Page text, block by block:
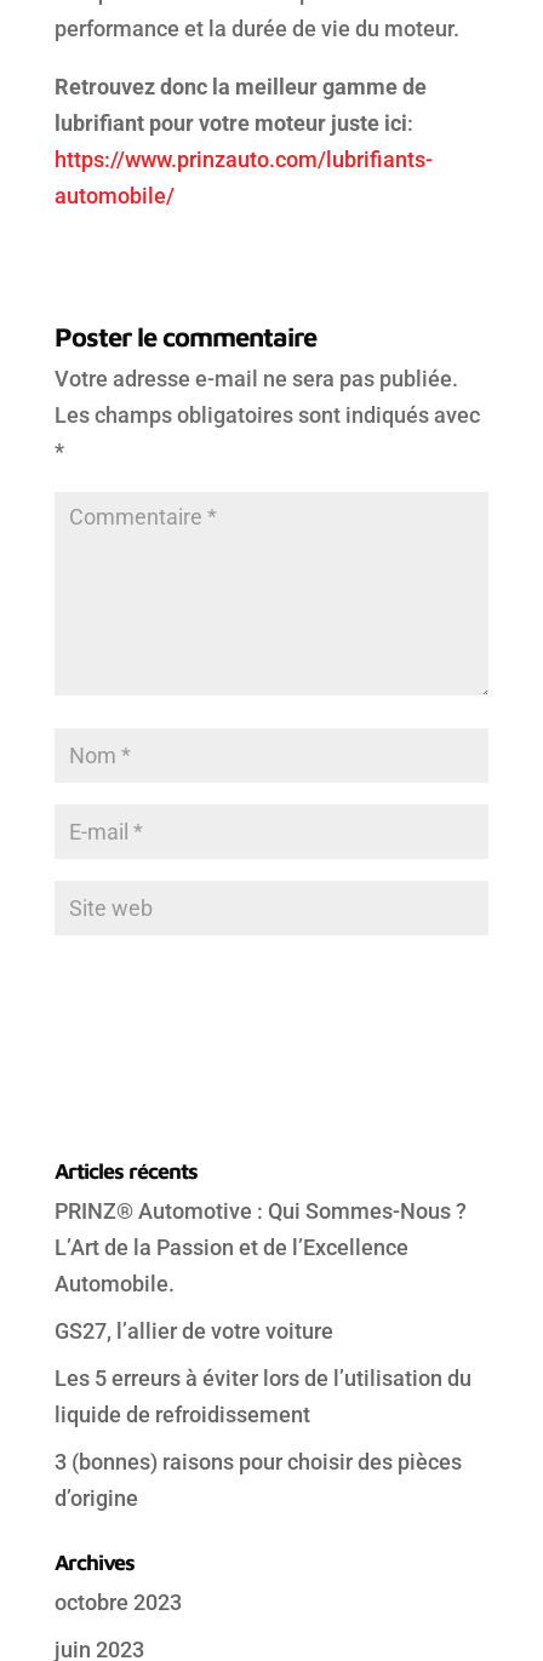
performance et la durée de vie du moteur.
Retrouvez donc la meilleur gamme de
lubrifiant pour votre moteur juste ici:
https://www.prinzauto.com/lubrifiants-
automobile/
Poster le commentaire
Votre adresse e-mail ne sera pas publiée.
Les champs obligatoires sont indiqués avec
*
Articles récents
PRINZ® Automotive : Qui Sommes-Nous ?
L’Art de la Passion et de l’Excellence
Automobile.
GS27, l’allier de votre voiture
Les 5 erreurs à éviter lors de l’utilisation du
liquide de refroidissement
3 (bonnes) raisons pour choisir des pièces
d’origine
Archives
octobre 2023
juin 2023